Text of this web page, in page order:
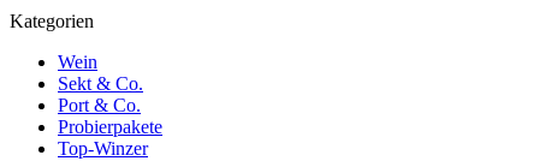
Kategorien
Wein
Sekt & Co.
Port & Co.
Probierpakete
Top-Winzer